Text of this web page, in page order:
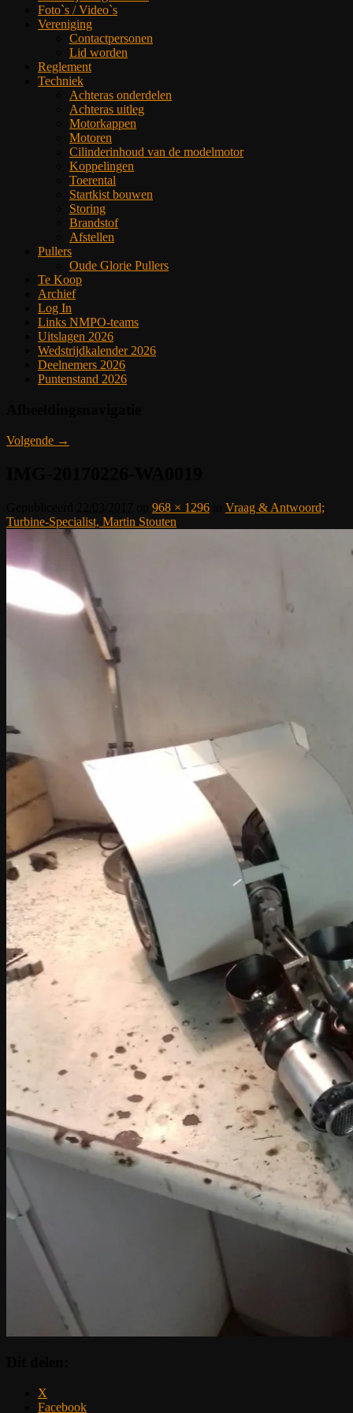
Foto`s / Video`s
Vereniging
Contactpersonen
Lid worden
Reglement
Techniek
Achteras onderdelen
Achteras uitleg
Motorkappen
Motoren
Cilinderinhoud van de modelmotor
Koppelingen
Toerental
Startkist bouwen
Storing
Brandstof
Afstellen
Pullers
Oude Glorie Pullers
Te Koop
Archief
Log In
Links NMPO-teams
Uitslagen 2026
Wedstrijdkalender 2026
Deelnemers 2026
Puntenstand 2026
Volgende →
968 × 1296
Vraag & Antwoord;
Turbine-Specialist, Martin Stouten
X
Facebook